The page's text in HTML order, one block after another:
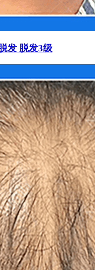
发 脱发3级